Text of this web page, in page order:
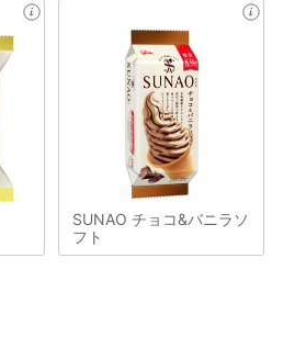
SUNAO チョコ&バニラソ
フト